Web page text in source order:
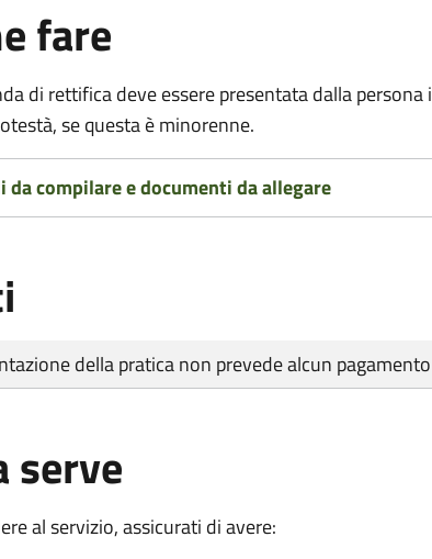
fare
di rettifica deve essere presentata dalla persona
se questa è minorenne.
da compilare e documenti da allegare
della pratica non prevede alcun pagamento
serve
al servizio, assicurati di avere: